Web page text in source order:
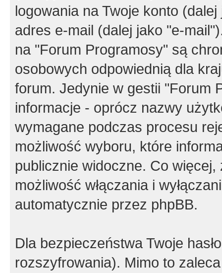
logowania na Twoje konto
adres e-mail (dalej jako "e-
na "Forum Programosy" są
osobowych odpowiednią dla
forum. Jedynie w gestii "Forum
informacje - oprócz nazwy
wymagane podczas procesu
możliwość wyboru, które
publicznie widoczne. Co
możliwość włączania i
automatycznie przez phpBB.
Dla bezpieczeństwa Twoje
rozszyfrowania). Mimo to